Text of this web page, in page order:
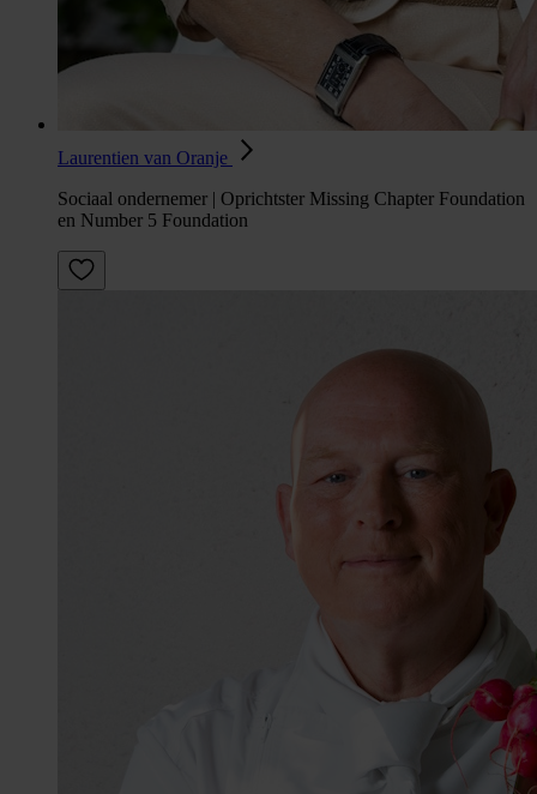
Laurentien van Oranje
Sociaal ondernemer | Oprichtster Missing Chapter Foundation
en Number 5 Foundation